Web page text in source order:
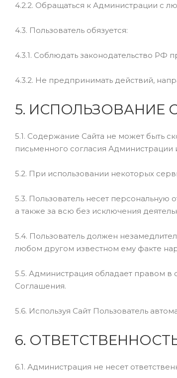
4.2.2. Обращаться к Администрации с
4.3. Пользователь обязуется:
4.3.1. Соблюдать законодательство
4.3.2. Не предпринимать действий,
5. ИСПОЛЬЗОВАНИЕ
5.1. Содержание Сайта не может быть
письменного согласия
5.2. При использовании некоторых
5.3. Пользователь несет персональную
а также за всю без исключения
5.4. Пользователь должен
любом другом известном ему факте
5.5. Администрация обладает правом в
Соглашения.
5.6. Используя Сайт Пользователь
6.
6.1. Администрация не несет